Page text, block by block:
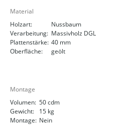
Material
Holzart:
Nussbaum
Verarbeitung: Massivholz DGL
Plattenstärke: 40 mm
Oberfläche:
geölt
Montage
Volumen: 50 cdm
Gewicht:
15 kg
Montage: Nein